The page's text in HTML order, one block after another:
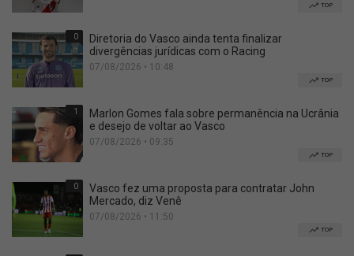
TOP
0
Diretoria do Vasco ainda tenta finalizar
divergências jurídicas com o Racing
07/08/2026 • 10:48
TOP
1
Marlon Gomes fala sobre permanência na Ucrânia
e desejo de voltar ao Vasco
07/08/2026 • 09:35
TOP
0
Vasco fez uma proposta para contratar John
Mercado, diz Venê
07/08/2026 • 11:50
TOP